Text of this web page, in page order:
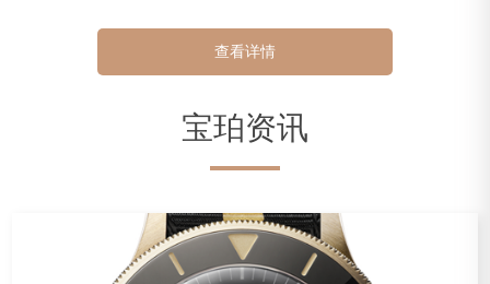
查看详情
宝珀资讯